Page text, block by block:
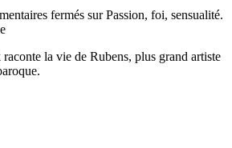
fermés sur Passion, foi, sensualité.
la vie de Rubens, plus grand artiste